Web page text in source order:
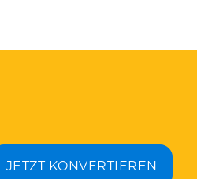
JETZT KONVERTIEREN